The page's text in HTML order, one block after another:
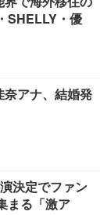
SHELLY・優
奈アナ、結婚発
決定でファン
まる「激ア